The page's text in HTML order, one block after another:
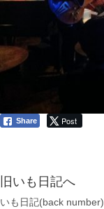
Share Post
旧いも日記へ
いも日記(back number)